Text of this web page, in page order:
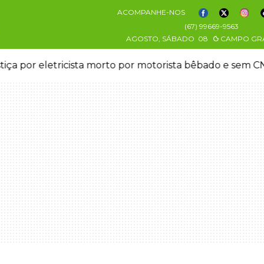
ACOMPANHE-NOS
(67) 99669-9563
AGOSTO, SÁBADO 08 CAMPO
por eletricista morto por motorista bêbado e sem